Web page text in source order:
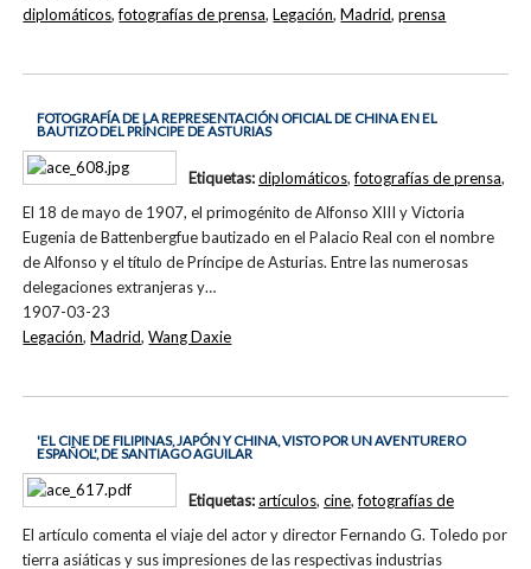
diplomáticos,fotografías de prensa,Legación,Madrid,prensa
FOTOGRAFÍA DE LA REPRESENTACIÓN OFICIAL DE CHINA EN EL
BAUTIZO DEL PRÍNCIPE DE ASTURIAS
El 18 de mayo de 1907, el primogénito de Alfonso XIII y Victoria
Eugenia de Battenbergfue bautizado en el Palacio Real con el nombre
de Alfonso y el título de Príncipe de Asturias. Entre las numerosas
delegaciones extranjeras y…
1907-03-23
Etiquetas:diplomáticos,fotografías de prensa,
Legación,Madrid,Wang Daxie
'EL CINE DE FILIPINAS, JAPÓN Y CHINA, VISTO POR UN AVENTURERO
ESPAÑOL', DE SANTIAGO AGUILAR
El artículo comenta el viaje del actor y director Fernando G. Toledo por
tierra asiáticas y sus impresiones de las respectivas industrias
Etiquetas:artículos, cine,fotografías de